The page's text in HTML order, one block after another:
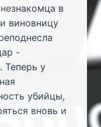
в
виновницу
-
Теперь у
убийцы,
вновь и